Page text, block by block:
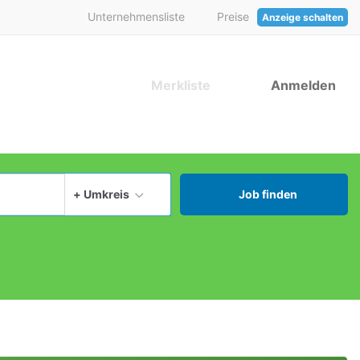
Anzeige schalten
Unternehmensliste Preise
Anmelden
Merkliste
+ Umkreis
aktuellen Ort verwenden
Job finden